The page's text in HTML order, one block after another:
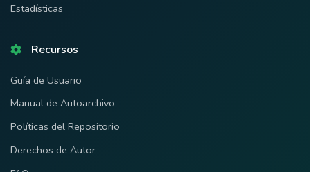
Estadísticas
Recursos
Guía de Usuario
Manual de Autoarchivo
Políticas del Repositorio
Derechos de Autor